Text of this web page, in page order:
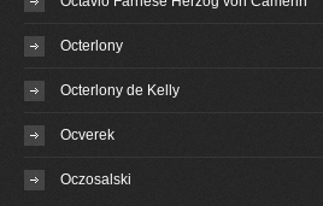
Octerlony
Octerlony de Kelly
Ocverek
Oczosalski